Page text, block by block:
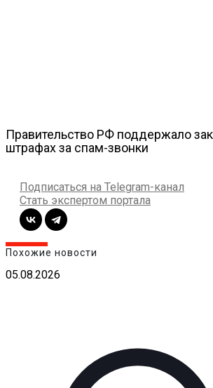
Правительство РФ поддержало
штрафах за спам-звонки
Подписаться на Telegram-канал
Стать экспертом портала
Похожие новости
05.08.2026